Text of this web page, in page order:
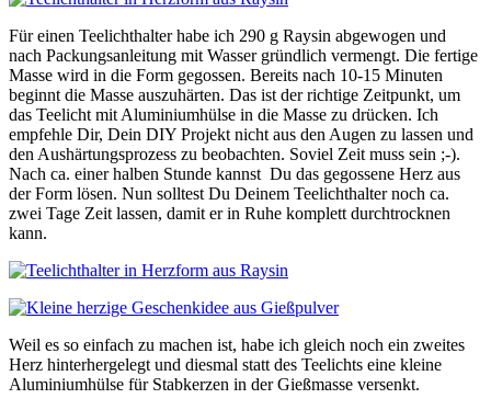
Für einen Teelichthalter habe ich 290 g Raysin abgewogen und
nach Packungsanleitung mit Wasser gründlich vermengt. Die fertige
Masse wird in die Form gegossen. Bereits nach 10-15 Minuten
beginnt die Masse auszuhärten. Das ist der richtige Zeitpunkt, um
das Teelicht mit Aluminiumhülse in die Masse zu drücken. Ich
empfehle Dir, Dein DIY Projekt nicht aus den Augen zu lassen und
den Aushärtungsprozess zu beobachten. Soviel Zeit muss sein ;-).
Nach ca. einer halben Stunde kannst Du das gegossene Herz aus
der Form lösen. Nun solltest Du Deinem Teelichthalter noch ca.
zwei Tage Zeit lassen, damit er in Ruhe komplett durchtrocknen
kann.
Weil es so einfach zu machen ist, habe ich gleich noch ein zweites
Herz hinterhergelegt und diesmal statt des Teelichts eine kleine
Aluminiumhülse für Stabkerzen in der Gießmasse versenkt.